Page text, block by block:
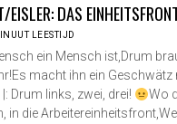
EISLER: DAS
LEESTIJD
ein Mensch ist,Drum
macht ihn ein
Drum links, zwei, drei!
Wo
in die